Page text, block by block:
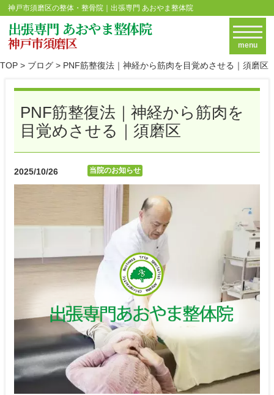
神戸市須磨区の整体・整骨院｜出張専門 あおやま整体院
出張専門 あおやま整体院
神戸市須磨区 menu
TOP > ブログ > PNF筋整復法｜神経から筋肉を目覚めさせる｜須磨区
PNF筋整復法｜神経から筋肉を
目覚めさせる｜須磨区
2025/10/26 当院のお知らせ